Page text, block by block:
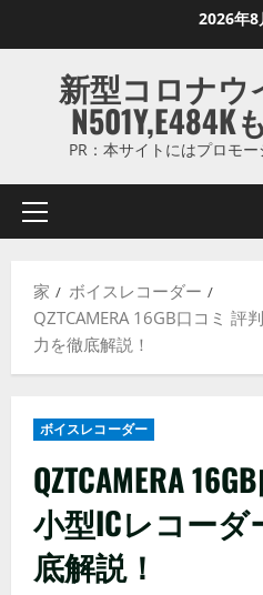
ス
ッ
2026年8
新型コロナウ
N501Y,E484K
PR：本サイトにはプロモ
プ
マ
リ
メ
ー
家
ボイスレコーダー
QZTCAMERA 16GB口コミ 評
力を徹底解説！
ボイスレコーダー
QZTCAMERA
小型ICレコー
底解説！